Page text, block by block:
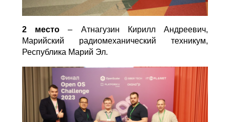
2 место– Атнагузин Кирилл Андреевич,
Марийский радиомеханический техникум,
Республика Марий Эл.